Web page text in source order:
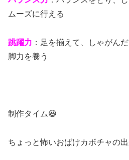
ムーズに行える
跳躍力 ：足を揃えて、しゃがん
脚力を養う
制作タイム😆
ちょっと怖いおばけカボチャの